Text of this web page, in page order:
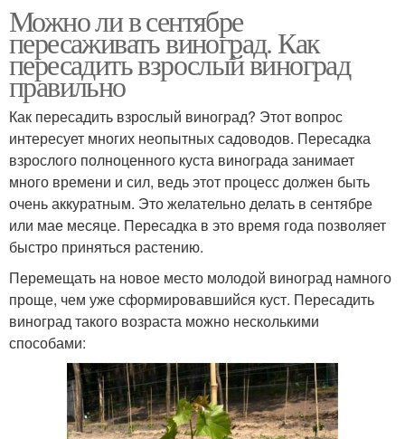
Можно ли в сентябре
пересаживать виноград. Как
пересадить взрослый виноград
правильно
Как пересадить взрослый виноград? Этот вопрос
интересует многих неопытных садоводов. Пересадка
взрослого полноценного куста винограда занимает
много времени и сил, ведь этот процесс должен быть
очень аккуратным. Это желательно делать в сентябре
или мае месяце. Пересадка в это время года позволяет
быстро приняться растению.
Перемещать на новое место молодой виноград намного
проще, чем уже сформировавшийся куст. Пересадить
виноград такого возраста можно несколькими
способами: